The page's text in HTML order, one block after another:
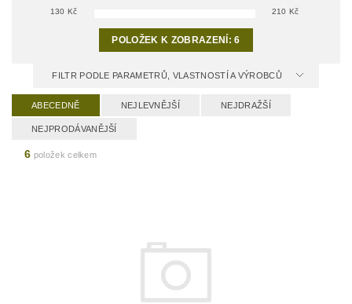
130 Kč 210 Kč
POLOŽEK K ZOBRAZENÍ:6
FILTR PODLE PARAMETRŮ, VLASTNOSTÍ A VÝROBCŮ
ABECEDNĚ NEJLEVNĚJŠÍ NEJDRAŽŠÍ
NEJPRODÁVANĚJŠÍ
6 položek celkem